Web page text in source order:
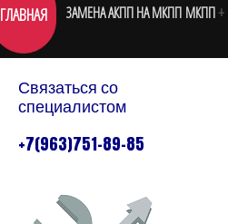
ГЛАВНАЯ ЗАМЕНА АКПП НА МКПП МКПП
Связаться со
специалистом
+7(963)751-89-85